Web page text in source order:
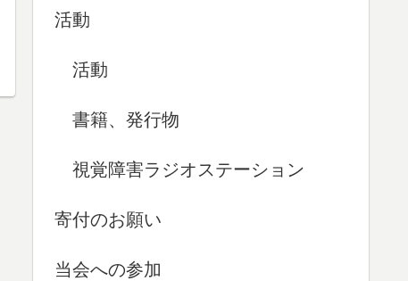
活動
活動
書籍、発行物
視覚障害ラジオステーション
寄付のお願い
当会への参加